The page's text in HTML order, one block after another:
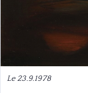
Le 23.9.1978